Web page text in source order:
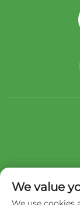
We value